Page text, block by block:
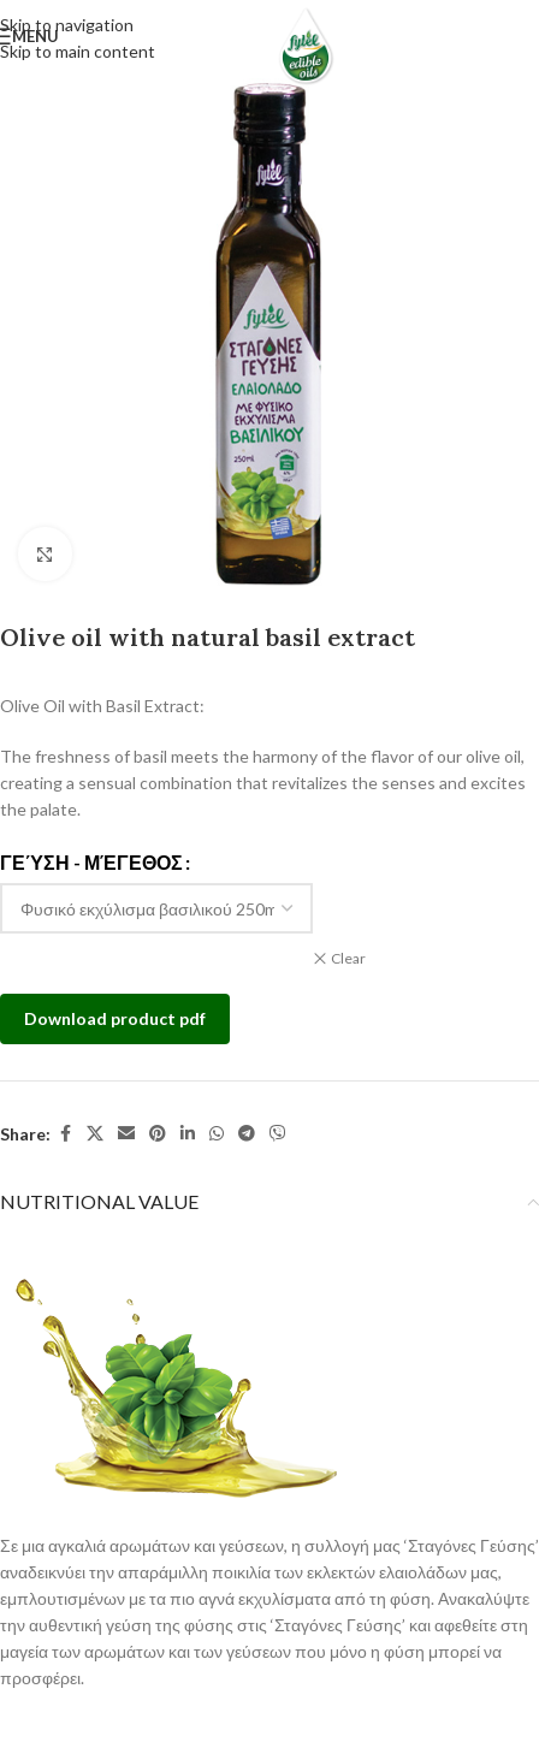
Skip to navigation
Skip to main content
MENU
Olive oil with natural basil extract
Olive Oil with Basil Extract:
The freshness of basil meets the harmony of the flavor of our olive oil,
creating a sensual combination that revitalizes the senses and excites
the palate.
ΓΕΎΣΗ - ΜΈΓΕΘΟΣ
Clear
Download product pdf
Share:
NUTRITIONAL VALUE
Σε μια αγκαλιά αρωμάτων και γεύσεων, η συλλογή μας ‘Σταγόνες Γεύσης’
αναδεικνύει την απαράμιλλη ποικιλία των εκλεκτών ελαιολάδων μας,
εμπλουτισμένων με τα πιο αγνά εκχυλίσματα από τη φύση. Ανακαλύψτε
την αυθεντική γεύση της φύσης στις ‘Σταγόνες Γεύσης’ και αφεθείτε στη
μαγεία των αρωμάτων και των γεύσεων που μόνο η φύση μπορεί να
προσφέρει.